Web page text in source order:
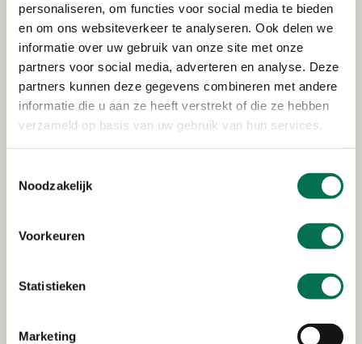
personaliseren, om functies voor social media te bieden
en om ons websiteverkeer te analyseren. Ook delen we
informatie over uw gebruik van onze site met onze
partners voor social media, adverteren en analyse. Deze
partners kunnen deze gegevens combineren met andere
informatie die u aan ze heeft verstrekt of die ze hebben
verzameld op basis van uw gebruik van hun services.
Noodzakelijk
Voorkeuren
Statistieken
Marketing
Rijkswaterstaat Corporate
Dienst
Van Leeuwenhoekweg 20, 3316 AV Dordrecht
Kerkeplaat 8, 3313 LC Dordrecht